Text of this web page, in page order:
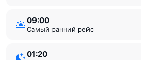
09:00
Самый ранний рейс
01:20